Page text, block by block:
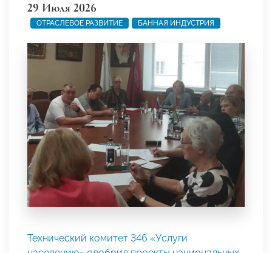
29 Июля 2026
ОТРАСЛЕВОЕ РАЗВИТИЕ БАННАЯ ИНДУСТРИЯ
Технический комитет 346 «Услуги